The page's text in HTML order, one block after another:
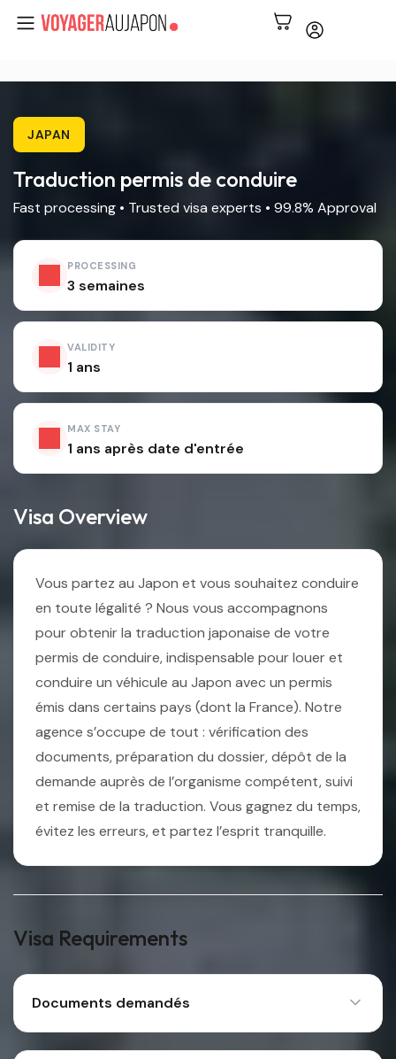
JAPAN
Traduction permis de conduire
Fast processing • Trusted visa experts • 99.8% Approval
PROCESSING
3 semaines
VALIDITY
1 ans
MAX STAY
1 ans après date d'entrée
Visa Overview
Vous partez au Japon et vous souhaitez conduire
en toute légalité ? Nous vous accompagnons
pour obtenir la traduction japonaise de votre
permis de conduire, indispensable pour louer et
conduire un véhicule au Japon avec un permis
émis dans certains pays (dont la France). Notre
agence s’occupe de tout : vérification des
documents, préparation du dossier, dépôt de la
demande auprès de l’organisme compétent, suivi
et remise de la traduction. Vous gagnez du temps,
évitez les erreurs, et partez l’esprit tranquille.
Visa Requirements
Documents demandés